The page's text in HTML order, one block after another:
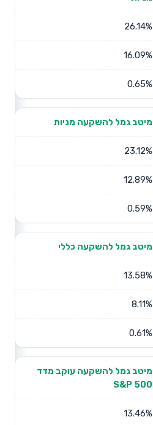
26.14%
16.09%
0.65%
מיטב גמל להשקעה מניות
23.12%
12.89%
0.59%
מיטב גמל להשקעה כללי
13.58%
8.11%
0.61%
מיטב גמל להשקעה עוקב מדד
S&P 500
13.46%